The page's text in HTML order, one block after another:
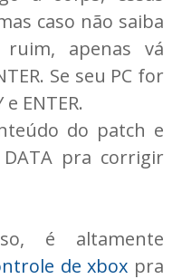
caso não saiba
apenas vá
Se seu PC for
ENTER.
do patch e
pra corrigir
é altamente
de xbox pra